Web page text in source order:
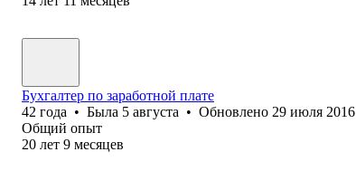
Бухгалтер по заработной плате
42 года • Была 5 августа • Обновлено 29 июля 2016
Общий опыт
20 лет 9 месяцев